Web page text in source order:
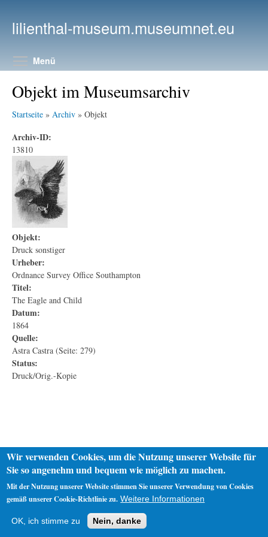
lilienthal-museum.museumnet.eu
Menü
Objekt im Museumsarchiv
Startseite » Archiv » Objekt
Archiv-ID:
13810
Objekt:
Druck sonstiger
Urheber:
Ordnance Survey Office Southampton
Titel:
The Eagle and Child
Datum:
1864
Quelle:
Astra Castra (Seite: 279)
Status:
Druck/Orig.-Kopie
Impressum
Wir verwenden Cookies, um die Nutzung unserer Website für
Sie so angenehm und bequem wie möglich zu machen.
Mit der Nutzung unserer Website stimmen Sie unserer Verwendung von Cookies
gemäß unserer Cookie-Richtlinie zu. Weitere Informationen
OK, ich stimme zu Nein, danke